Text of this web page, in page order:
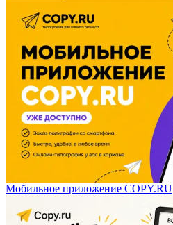
Мобильное приложение COPY.RU